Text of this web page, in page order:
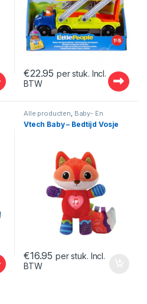
€22.95 per stuk. Incl.
BTW
Alle producten, Baby- En
Peuterspeelgoed
Pluche/knuffels
Vtech Baby – Bedtijd Vosje
€16.95 per stuk. Incl.
BTW